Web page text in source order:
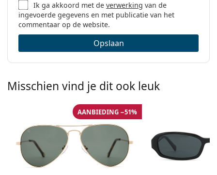
Ik ga akkoord met deverwerking van de
ingevoerde gegevens en met publicatie van het
commentaar op de website.
Opslaan
Misschien vind je dit ook leuk
AANBIEDING −51%